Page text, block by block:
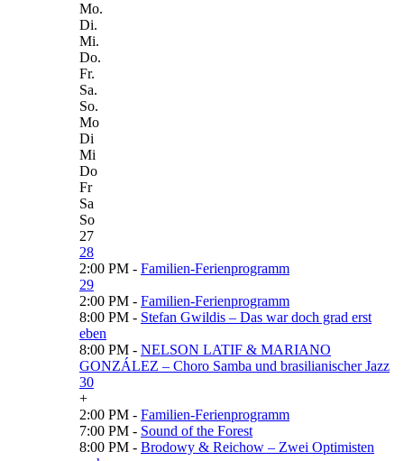
Mo.
Di.
Mi.
Do.
Fr.
Sa.
So.
Mo
Di
Mi
Do
Fr
Sa
So
27
28
2:00 PM - Familien-Ferienprogramm
29
2:00 PM - Familien-Ferienprogramm
8:00 PM - Stefan Gwildis – Das war doch grad erst
eben
8:00 PM - NELSON LATIF & MARIANO
GONZÁLEZ – Choro Samba und brasilianischer Jazz
30
+
2:00 PM - Familien-Ferienprogramm
7:00 PM - Sound of the Forest
8:00 PM - Brodowy & Reichow – Zwei Optimisten